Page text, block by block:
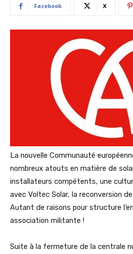
Facebook X
La nouvelle Communauté
nombreux atouts en matière de
installateurs compétents, une
avec Voltec Solar, la reconversion
Autant de raisons pour structure
association militante !
Suite à la fermeture de la centrale